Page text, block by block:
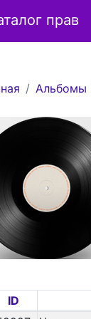
прав
Альбомы
ID